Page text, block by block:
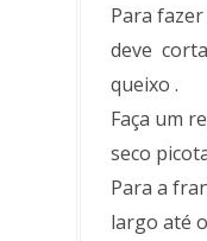
Para
deve
queixo .
Faça um
seco
Para a
largo até